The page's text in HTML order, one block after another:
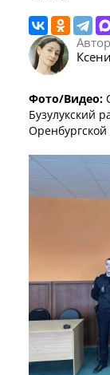
Автор
Фото/Видео:
Бузулукский
Оренбургской